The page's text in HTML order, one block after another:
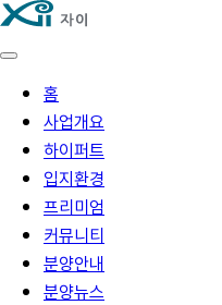
홈
사업개요
하이퍼트
입지환경
프리미엄
커뮤니티
분양안내
분양뉴스